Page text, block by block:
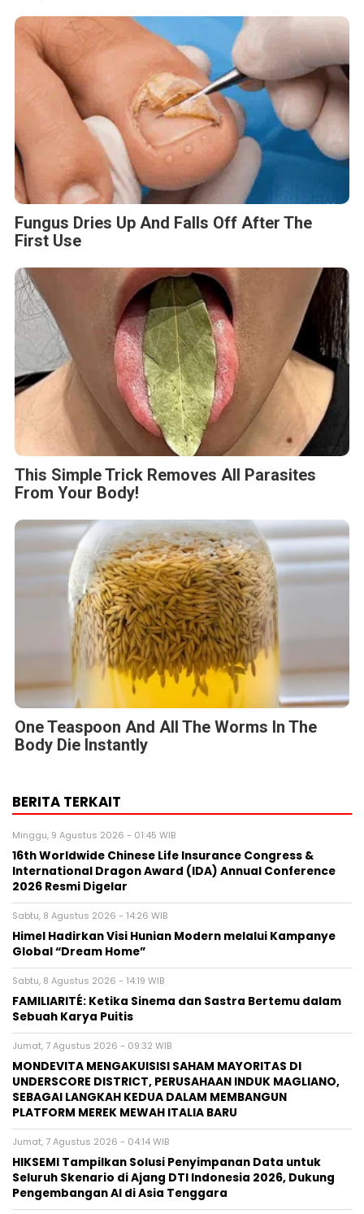
Fungus Dries Up And Falls Off After The
First Use
This Simple Trick Removes All Parasites
From Your Body!
One Teaspoon And All The Worms In The
Body Die Instantly
BERITA TERKAIT
Minggu, 9 Agustus 2026 - 01:45 WIB
16th Worldwide Chinese Life Insurance Congress &
International Dragon Award (IDA) Annual Conference
2026 Resmi Digelar
Sabtu, 8 Agustus 2026 - 14:26 WIB
Himel Hadirkan Visi Hunian Modern melalui Kampanye
Global “Dream Home”
Sabtu, 8 Agustus 2026 - 14:19 WIB
FAMILIARITÉ: Ketika Sinema dan Sastra Bertemu dalam
Sebuah Karya Puitis
Jumat, 7 Agustus 2026 - 09:32 WIB
MONDEVITA MENGAKUISISI SAHAM MAYORITAS DI
UNDERSCORE DISTRICT, PERUSAHAAN INDUK MAGLIANO,
SEBAGAI LANGKAH KEDUA DALAM MEMBANGUN
PLATFORM MEREK MEWAH ITALIA BARU
Jumat, 7 Agustus 2026 - 04:14 WIB
HIKSEMI Tampilkan Solusi Penyimpanan Data untuk
Seluruh Skenario di Ajang DTI Indonesia 2026, Dukung
Pengembangan AI di Asia Tenggara